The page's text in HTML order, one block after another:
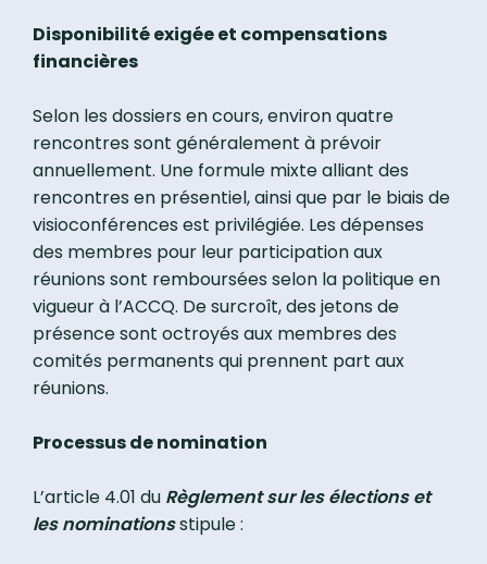
Disponibilité exigée et compensations
financières
Selon les dossiers en cours, environ quatre
rencontres sont généralement à prévoir
annuellement. Une formule mixte alliant des
rencontres en présentiel, ainsi que par le biais de
visioconférences est privilégiée. Les dépenses
des membres pour leur participation aux
réunions sont remboursées selon la politique en
vigueur à l’ACCQ. De surcroît, des jetons de
présence sont octroyés aux membres des
comités permanents qui prennent part aux
réunions.
Processus de nomination
L’article 4.01 du Règlement sur les élections et
les nominationsstipule :